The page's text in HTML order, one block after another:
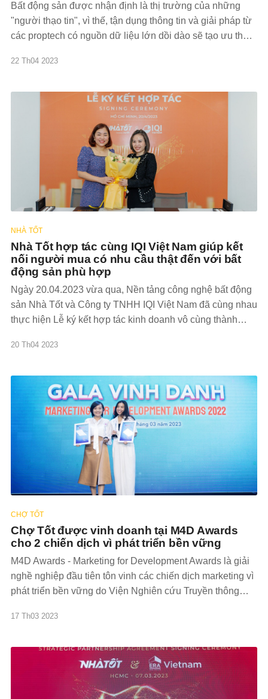
Bất động sản được nhận định là thị trường của những
"người thạo tin", vì thế, tận dụng thông tin và giải pháp từ
các proptech có nguồn dữ liệu lớn dồi dào sẽ tạo ưu thế
22 Th04 2023
NHÀ TỐT
Nhà Tốt hợp tác cùng IQI Việt Nam giúp kết
nối người mua có nhu cầu thật đến với bất
động sản phù hợp
Ngày 20.04.2023 vừa qua, Nền tảng công nghệ bất động
sản Nhà Tốt và Công ty TNHH IQI Việt Nam đã cùng nhau
thực hiện Lễ ký kết hợp tác kinh doanh vô cùng thành
20 Th04 2023
CHỢ TỐT
Chợ Tốt được vinh doanh tại M4D Awards
cho 2 chiến dịch vì phát triển bền vững
M4D Awards - Marketing for Development Awards là giải
nghề nghiệp đầu tiên tôn vinh các chiến dịch marketing vì
phát triển bền vững do Viện Nghiên cứu Truyền thông
17 Th03 2023